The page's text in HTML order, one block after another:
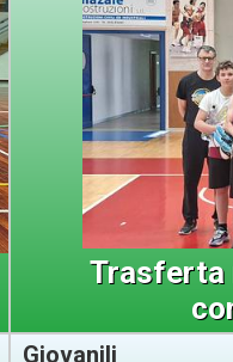
Trasferta
Giovanili